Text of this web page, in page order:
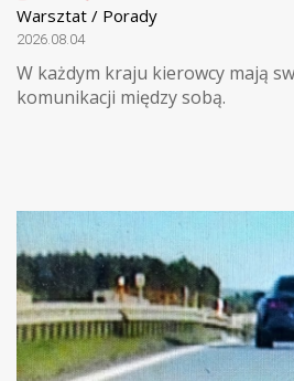
Warsztat / Porady
2026.08.04
W każdym kraju kierowcy mają
komunikacji między sobą.